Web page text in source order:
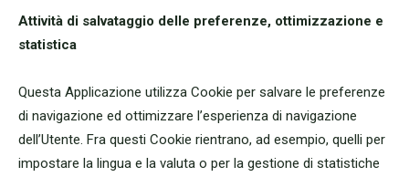
Attività di salvataggio delle preferenze, ottimizzazione e
statistica
Questa Applicazione utilizza Cookie per salvare le preferenze
di navigazione ed ottimizzare l’esperienza di navigazione
dell’Utente. Fra questi Cookie rientrano, ad esempio, quelli per
impostare la lingua e la valuta o per la gestione di statistiche